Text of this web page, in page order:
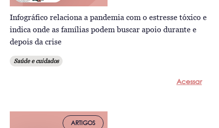
Infográfico relaciona a pandemia com o estresse tóxico e
indica onde as famílias podem buscar apoio durante e
depois da crise
Saúde e cuidados
Acessar
ARTIGOS